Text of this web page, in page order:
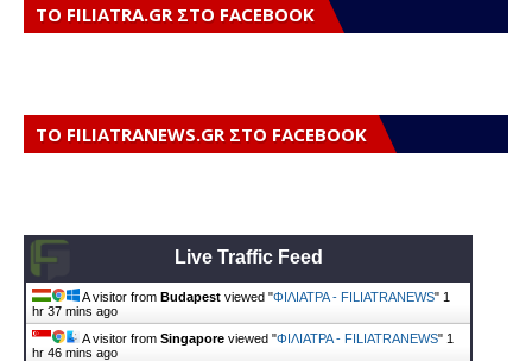
ΤΟ FILIATRA.GR ΣΤΟ FACEBOOK
ΤΟ FILIATRANEWS.GR ΣΤΟ FACEBOOK
Live Traffic Feed
A visitor from Budapest viewed "ΦΙΛΙΑΤΡΑ - FILIATRANEWS" 1
hr 37 mins ago
A visitor from Singapore viewed "ΦΙΛΙΑΤΡΑ - FILIATRANEWS" 1
hr 46 mins ago